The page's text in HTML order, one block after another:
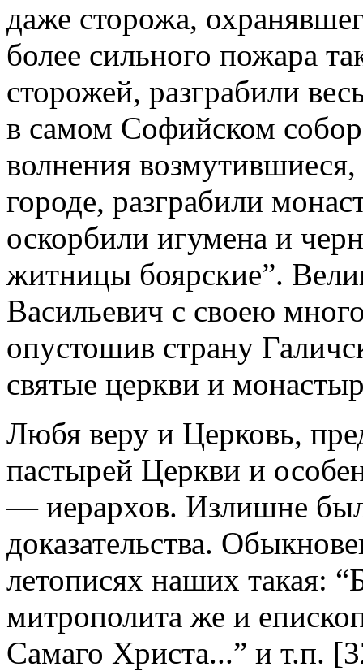
даже сторожа,
более сильного пожара
сторожей, разграбили
в самом Софийском
волнения
городе, разграбили
оскорбили игумена и
житницы боярские”.
Васильевич с своею
опустошив страну
святые церкви и
Любя веру и Церковь,
пастырей Церкви и
— иерархов. Излишне
доказательства.
летописях наших такая:
митрополита же и
Самаго Христа...” и т.п.